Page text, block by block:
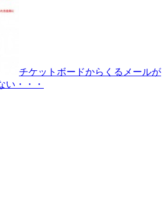
チケットボードからくるメールが
い・・・